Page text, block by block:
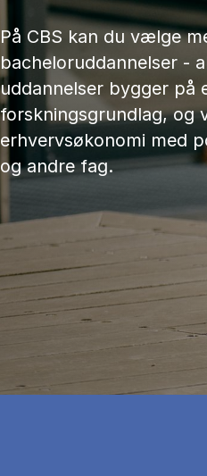
På CBS kan du vælge
bacheloruddannelser -
uddannelser bygger
forskningsgrundlag, og
erhvervsøkonomi med
og andre fag.